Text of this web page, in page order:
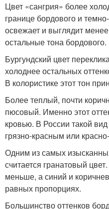
Цвет «сангрия» более
границе бордового и
освежает и выглядит
остальные тона бордового.
Бургундский цвет
холоднее остальных
В колористике этот тон
Более теплый, почти
пюсовый. Именно этот
кровью. В России такой
грязно-красным или
Одним из самых
считается гранатовый
меньше, а синий и
равных пропорциях.
Большинство оттенков